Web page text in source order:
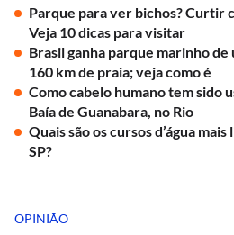
Parque para ver bichos? Curtir
Veja 10 dicas para visitar
Brasil ganha parque marinho
160 km de praia; veja como é
Como cabelo humano tem sido
Baía de Guanabara, no Rio
Quais são os cursos d’água
SP?
OPINIÃO